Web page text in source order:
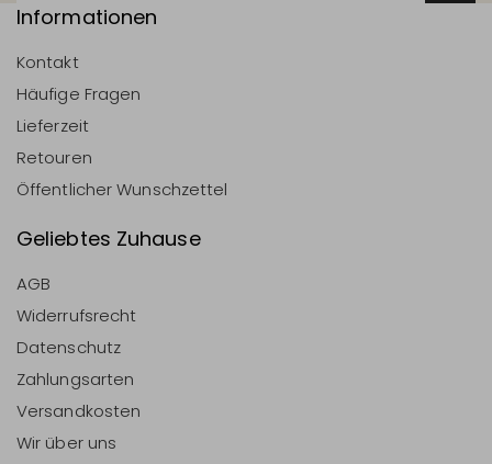
Informationen
Kontakt
Häufige Fragen
Lieferzeit
Retouren
Öffentlicher Wunschzettel
Geliebtes Zuhause
AGB
Widerrufsrecht
Datenschutz
Zahlungsarten
Versandkosten
Wir über uns